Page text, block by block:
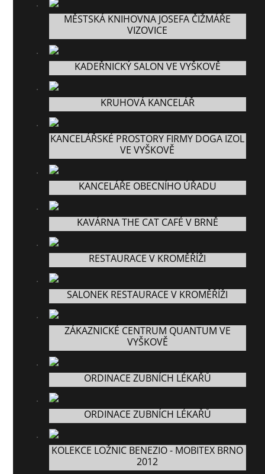
MĚSTSKÁ KNIHOVNA JOSEFA ČIŽMÁŘE
VIZOVICE
KADEŘNICKÝ SALON VE VYŠKOVĚ
KRUHOVÁ KANCELÁŘ
KANCELÁŘSKÉ PROSTORY FIRMY DOGA IZOL
VE VYŠKOVĚ
KANCELÁŘE OBECNÍHO ÚŘADU
KAVÁRNA THE CAT CAFÉ V BRNĚ
RESTAURACE V KROMĚŘÍŽI
SALONEK RESTAURACE V KROMĚŘÍŽI
ZÁKAZNICKÉ CENTRUM QUANTUM VE
VYŠKOVĚ
ORDINACE ZUBNÍCH LÉKAŘŮ
ORDINACE ZUBNÍCH LÉKAŘŮ
KOLEKCE LOŽNIC BENEZIO - MOBITEX BRNO
2012